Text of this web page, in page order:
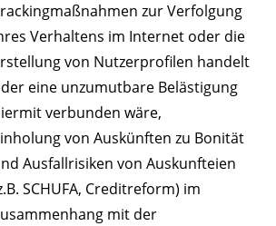
zur Verfolgung
Verhaltens im Internet oder die
von Nutzerprofilen handelt
eine unzumutbare Belästigung
verbunden wäre,
von Auskünften zu Bonität
Ausfallrisiken von Auskunfteien
SCHUFA, Creditreform) im
mit der